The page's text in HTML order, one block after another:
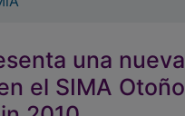
una nueva
el SIMA Otoño
2010